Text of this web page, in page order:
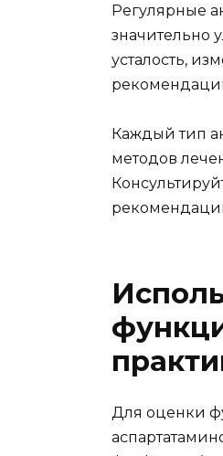
Регулярные
значительно
усталость,
Каждый тип
методов
Для оценки